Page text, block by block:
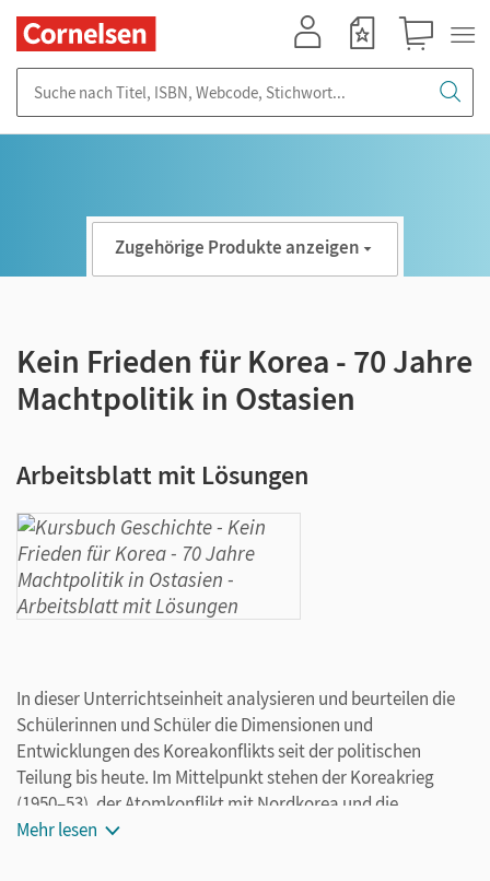
Zugehörige Produkte anzeigen
Kein Frieden für Korea - 70 Jahre
Machtpolitik in Ostasien
Arbeitsblatt mit Lösungen
In dieser Unterrichtseinheit analysieren und beurteilen die
Schülerinnen und Schüler die Dimensionen und
Entwicklungen des Koreakonflikts seit der politischen
Teilung bis heute. Im Mittelpunkt stehen der Koreakrieg
(1950–53), der Atomkonflikt mit Nordkorea und die
Versuche, die Beziehungen zwischen den beiden Koreas und
Mehr lesen